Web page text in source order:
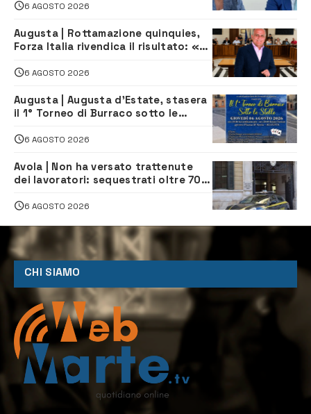
6 AGOSTO 2026
Augusta | Rottamazione quinquies,
Forza Italia rivendica il risultato: «La
6 AGOSTO 2026
Augusta | Augusta d’Estate, stasera
il 1° Torneo di Burraco sotto le
6 AGOSTO 2026
Avola | Non ha versato trattenute
dei lavoratori: sequestrati oltre 700
climatizzazione
6 AGOSTO 2026
CHI SIAMO